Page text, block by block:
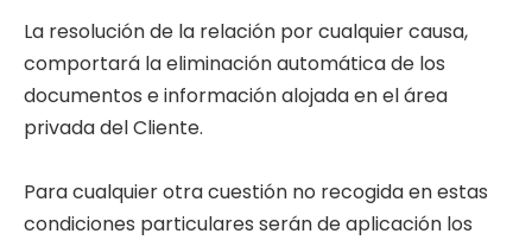
La resolución de la relación por cualquier causa,
comportará la eliminación automática de los
documentos e información alojada en el área
privada del Cliente.
Para cualquier otra cuestión no recogida en estas
condiciones particulares serán de aplicación los